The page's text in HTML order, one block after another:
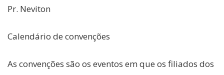
Pr. Neviton
Calendário de convenções
As convenções são os eventos em que os filiados dos